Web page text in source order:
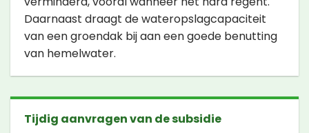
Daarnaast draagt de wateropslagcapaciteit
van een groendak bij aan een goede benutting
van hemelwater.
Tijdig aanvragen van de subsidie